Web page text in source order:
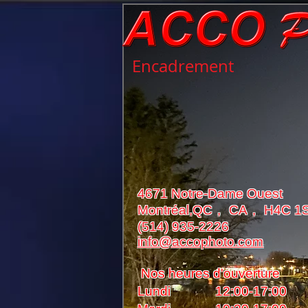
Encadrement
4671 Notre-Dame Ouest
Montréal,QC， CA， H4C
(514) 935-2226
info@accophoto.com
Nos heures d'ouverture
Lundi 12:00-17:00